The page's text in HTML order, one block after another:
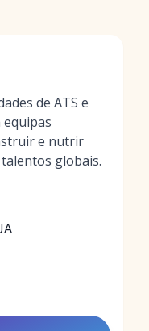
de ATS e
e nutrir
globais.